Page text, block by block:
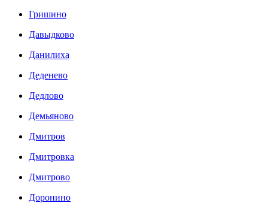
Гришино
Давыдково
Данилиха
Деденево
Дедлово
Демьяново
Дмитров
Дмитровка
Дмитрово
Доронино